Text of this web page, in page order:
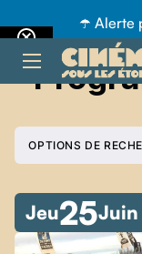
pluie et orages -
OPTIONS DE
Jeu25Juin